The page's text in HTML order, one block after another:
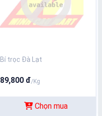
Bí trọc Đà Lạt
89,800 đ/Kg
Chọn mua